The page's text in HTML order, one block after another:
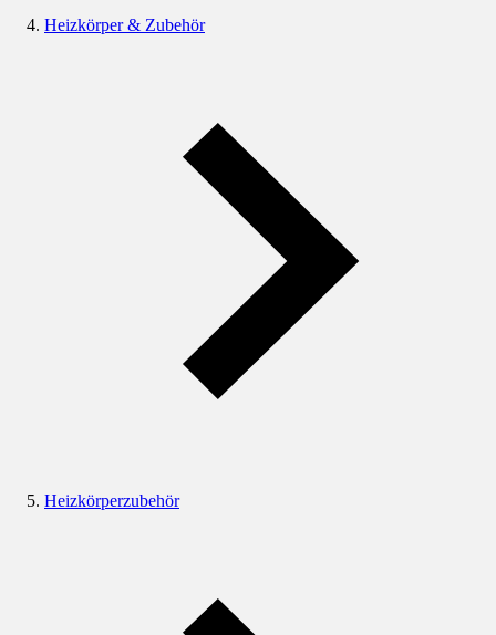
Heizkörper & Zubehör
Heizkörperzubehör